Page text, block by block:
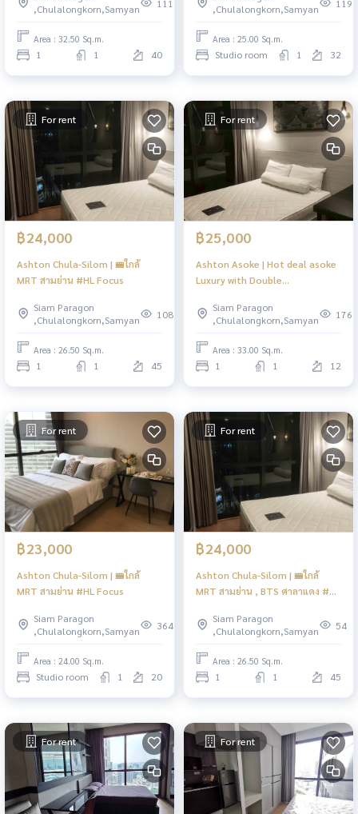
,Chulalongkorn,Samyan
111
Area : 32.50 Sq.m.
1 1 40
,Chulalongkorn,Samyan
119
Area : 25.00 Sq.m.
Studio room 1 32
For rent
฿24,000
Ashton Chula-Silom | 🚝ใกล้
MRT สามย่าน #HL Focus
Siam Paragon
,Chulalongkorn,Samyan
108
Area : 26.50 Sq.m.
1 1 45
For rent
฿25,000
Ashton Asoke | Hot deal asoke
Luxury with Double
Siam Paragon
,Chulalongkorn,Samyan
176
Area : 33.00 Sq.m.
1 1 12
For rent
฿23,000
Ashton Chula-Silom | 🚝ใกล้
MRT สามย่าน #HL Focus
Siam Paragon
,Chulalongkorn,Samyan
364
Area : 24.00 Sq.m.
Studio room 1 20
For rent
฿24,000
Ashton Chula-Silom | 🚝ใกล้
MRT สามย่าน , BTS ศาลาแดง #HL
Siam Paragon
,Chulalongkorn,Samyan
54
Area : 26.50 Sq.m.
1 1 45
For rent For rent